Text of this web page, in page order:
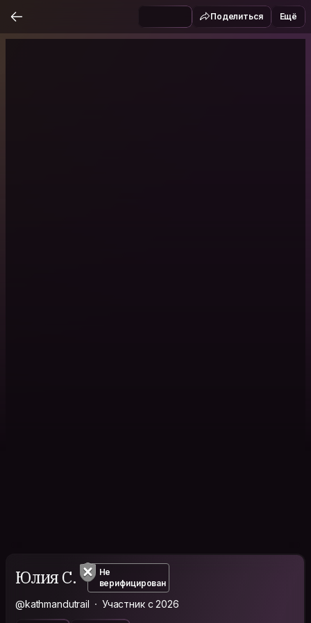
Поделиться Ещё
Юлия С.
Не
верифицирован
@kathmandutrail Участник с 2026